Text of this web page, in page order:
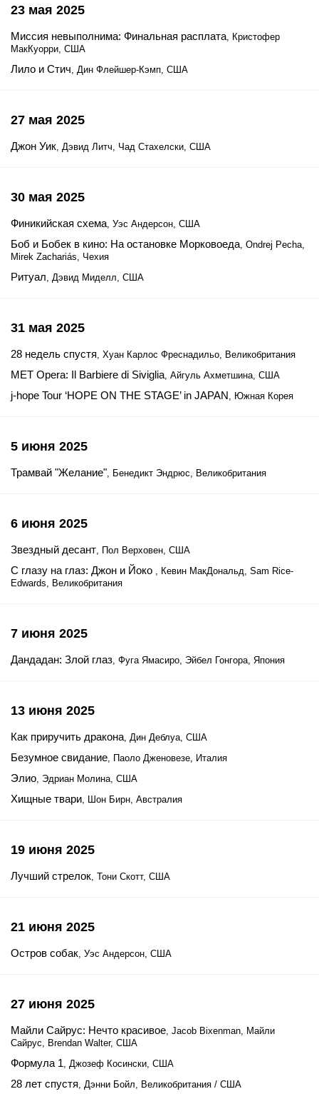
23 мая 2025
Миссия невыполнима: Финальная расплата, Кристофер
МакКуорри, США
Лило и Стич, Дин Флейшер-Кэмп, США
27 мая 2025
Джон Уик, Дэвид Литч, Чад Стахелски, США
30 мая 2025
Финикийская схема, Уэс Андерсон, США
Боб и Бобек в кино: На остановке Морковоеда, Ondrej Pecha,
Mirek Zachariás, Чехия
Ритуал, Дэвид Миделл, США
31 мая 2025
28 недель спустя, Хуан Карлос Фреснадильо, Великобритания
MET Opera: Il Barbiere di Siviglia, Айгуль Ахметшина, США
j-hope Tour ‘HOPE ON THE STAGE’ in JAPAN, Южная Корея
5 июня 2025
Трамвай "Желание", Бенедикт Эндрюс, Великобритания
6 июня 2025
Звездный десант, Пол Верховен, США
С глазу на глаз: Джон и Йоко , Кевин МакДональд, Sam Rice-
Edwards, Великобритания
7 июня 2025
Дандадан: Злой глаз, Фуга Ямасиро, Эйбел Гонгора, Япония
13 июня 2025
Как приручить дракона, Дин Деблуа, США
Безумное свидание, Паоло Дженовезе, Италия
Элио, Эдриан Молина, США
Хищные твари, Шон Бирн, Австралия
19 июня 2025
Лучший стрелок, Тони Скотт, США
21 июня 2025
Остров собак, Уэс Андерсон, США
27 июня 2025
Майли Сайрус: Нечто красивое, Jacob Bixenman, Майли
Сайрус, Brendan Walter, США
Формула 1, Джозеф Косински, США
28 лет спустя, Дэнни Бойл, Великобритания / США